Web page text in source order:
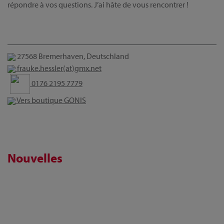
répondre à vos questions. J’ai hâte de vous rencontrer !
27568 Bremerhaven, Deutschland
frauke.hessler(at)gmx.net
0176 2195 7779
Vers boutique GONIS
Nouvelles